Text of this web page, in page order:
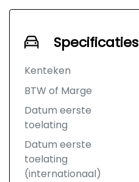
Specificaties
Kenteken
BTW of Marge
Datum eerste
toelating
Datum eerste
toelating
(internationaal)